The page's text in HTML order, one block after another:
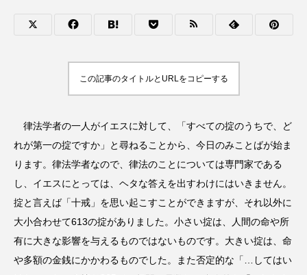
この記事のタイトルとURLをコピーする
律法学者の一人がイエスに対して、「すべての掟のうちで、ど
れが第一の掟ですか」と尋ねることから、今日のみことばが始ま
ります。律法学者なので、律法のことについては専門家である
し、イエスにとっては、ヘタな答えを出すわけにはいきません。
掟と言えば「十戒」を思い起こすことができますが、それ以外に
大小合わせて613の掟がありました。小さい掟は、人間の命や所
有に大きな影響を与えるものではないものです。大きい掟は、命
や多額の金銭にかかわるものでした。また否定的な「…してはい